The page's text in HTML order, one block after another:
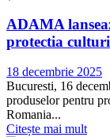
ADAMA
protectia
Publicat
pe
18 decembrie 2025
Bucuresti, 16
produselor pentru
Romania...
Citește mai mult